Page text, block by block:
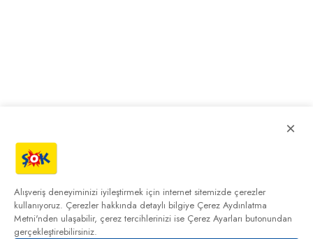
×
Alışveriş deneyiminizi iyileştirmek için internet sitemizde çerezler
kullanıyoruz. Çerezler hakkında detaylı bilgiye Çerez Aydınlatma
Metni'nden ulaşabilir, çerez tercihlerinizi ise Çerez Ayarları butonundan
gerçekleştirebilirsiniz.